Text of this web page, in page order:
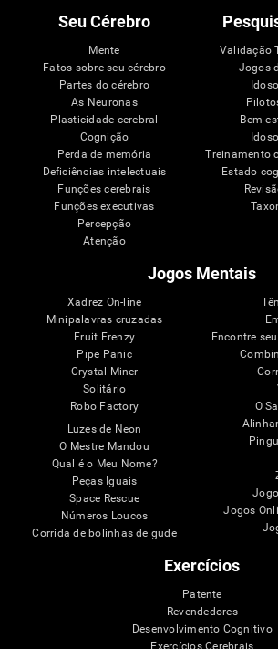
Seu Cérebro
Mente
Fatos sobre seu cérebro
Partes do cérebro
As Neuronas
Plasticidade cerebral
Cognição
Perda de memória
Deficiências intelectuais
Funções cerebrais
Funções executivas
Percepção
Atenção
Validação
Jogos
Bem-
Treinamento
Estado
Jogos Mentais
Xadrez On-line
Minipalavras cruzadas
Fruit Frenzy
Pipe Panic
Crystal Miner
Solitário
Robo Factory
Luzes de Neon
O Mestre Mandou
Qual é o Meu Nome?
Peças Iguais
Space Rescue
Números Loucos
Corrida de bolinhas de gude
Encontre
O
Jogos
Exercícios
Patente
Revendedores
Desenvolvimento Cognitivo